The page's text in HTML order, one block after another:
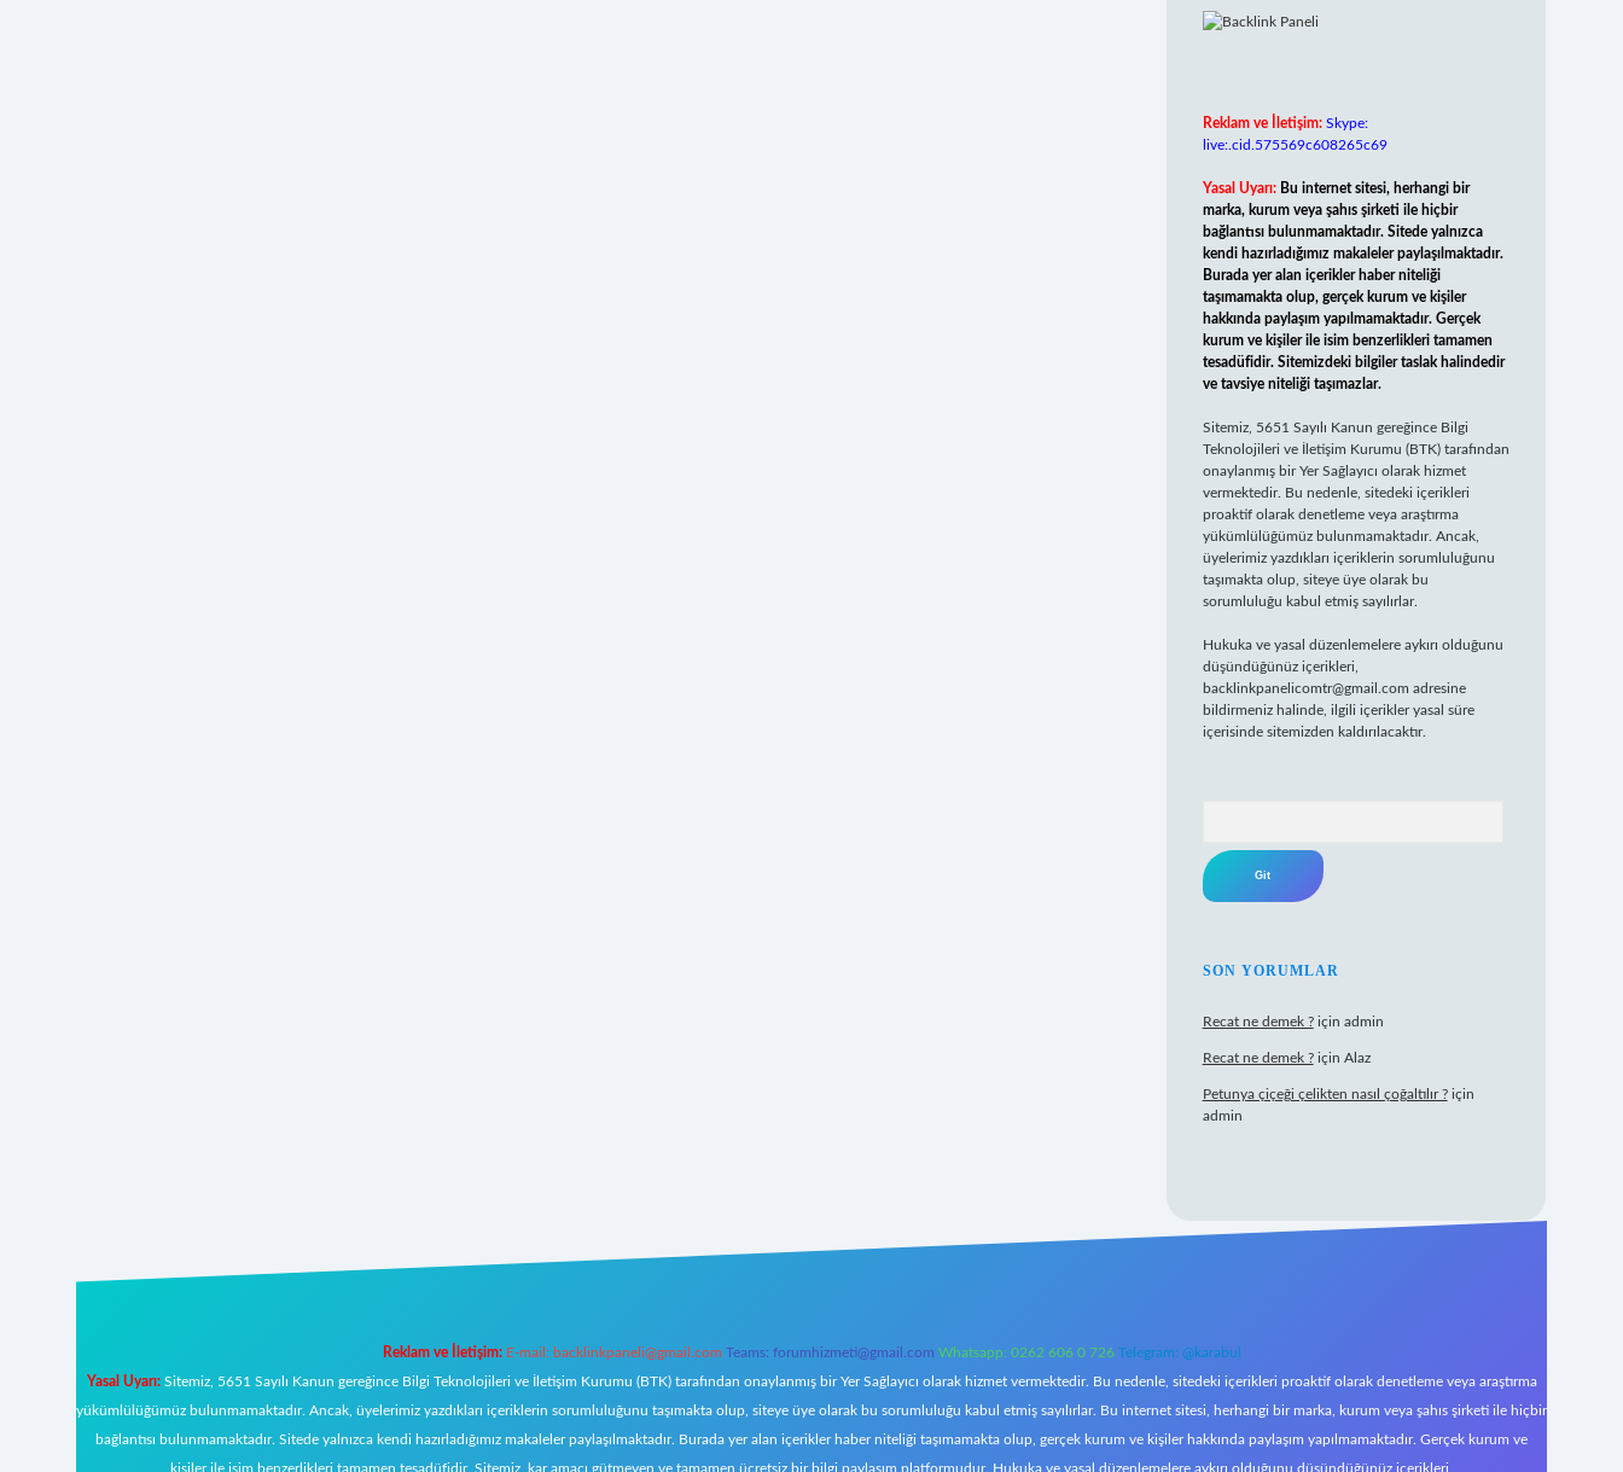
Reklam ve İletişim: Skype:
live:.cid.575569c608265c69
Yasal Uyarı: Bu internet sitesi, herhangi bir
marka, kurum veya şahıs şirketi ile hiçbir
bağlantısı bulunmamaktadır. Sitede yalnızca
kendi hazırladığımız makaleler paylaşılmaktadır.
Burada yer alan içerikler haber niteliği
taşımamakta olup, gerçek kurum ve kişiler
hakkında paylaşım yapılmamaktadır. Gerçek
kurum ve kişiler ile isim benzerlikleri tamamen
tesadüfidir. Sitemizdeki bilgiler taslak halindedir
ve tavsiye niteliği taşımazlar.
Sitemiz, 5651 Sayılı Kanun gereğince Bilgi
Teknolojileri ve İletişim Kurumu (BTK) tarafından
onaylanmış bir Yer Sağlayıcı olarak hizmet
vermektedir. Bu nedenle, sitedeki içerikleri
proaktif olarak denetleme veya araştırma
yükümlülüğümüz bulunmamaktadır. Ancak,
üyelerimiz yazdıkları içeriklerin sorumluluğunu
taşımakta olup, siteye üye olarak bu
sorumluluğu kabul etmiş sayılırlar.
Hukuka ve yasal düzenlemelere aykırı olduğunu
düşündüğünüz içerikleri,
backlinkpanelicomtr@gmail.com adresine
bildirmeniz halinde, ilgili içerikler yasal süre
içerisinde sitemizden kaldırılacaktır.
SON YORUMLAR
Recat ne demek ?için admin
Recat ne demek ?için Alaz
Petunya çiçeği çelikten nasıl çoğaltılır ?için
admin
Reklam ve İletişim: E-mail: backlinkpaneli@gmail.com Teams: forumhizmeti@gmail.com Whatsapp: 0262 606 0 726 Telegram: @karabul
Yasal Uyarı:Sitemiz, 5651 Sayılı Kanun gereğince Bilgi Teknolojileri ve İletişim Kurumu (BTK) tarafından onaylanmış bir Yer Sağlayıcı olarak hizmet vermektedir. Bu nedenle, sitedeki içerikleri proaktif olarak denetleme veya araştırma
yükümlülüğümüz bulunmamaktadır. Ancak, üyelerimiz yazdıkları içeriklerin sorumluluğunu taşımakta olup, siteye üye olarak bu sorumluluğu kabul etmiş sayılırlar. Bu internet sitesi, herhangi bir marka, kurum veya şahıs şirketi ile hiçbir
bağlantısı bulunmamaktadır. Sitede yalnızca kendi hazırladığımız makaleler paylaşılmaktadır. Burada yer alan içerikler haber niteliği taşımamakta olup, gerçek kurum ve kişiler hakkında paylaşım yapılmamaktadır. Gerçek kurum ve
kişiler ile isim benzerlikleri tamamen tesadüfidir. Sitemiz, kar amacı gütmeyen ve tamamen ücretsiz bir bilgi paylaşım platformudur. Hukuka ve yasal düzenlemelere aykırı olduğunu düşündüğünüz içerikleri,